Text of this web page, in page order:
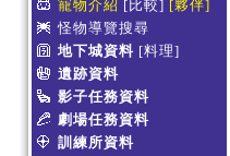
寵物介紹 [比較] [夥伴]
怪物導覽搜尋
地下城資料 [料理]
遺跡資料
影子任務資料
劇場任務資料
訓練所資料